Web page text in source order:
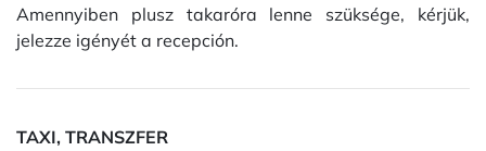
Amennyiben plusz takaróra lenne szüksége, kérjük,
jelezze igényét a recepción.
TAXI, TRANSZFER